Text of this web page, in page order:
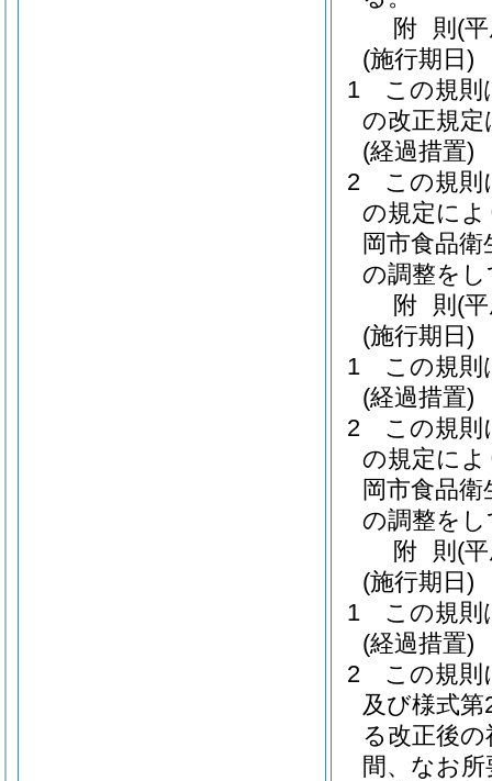
附 則 (
(施行期日)
1
この規則
の改正規
(経過措置)
2
この規則
の規定に
岡市食品
の調整を
附 則 (
(施行期日)
1
この規則
(経過措置)
2
この規則
の規定に
岡市食品
の調整を
附 則 (
(施行期日)
1
この規則
(経過措置)
2
この規則
及び様式
る改正後
間、なお